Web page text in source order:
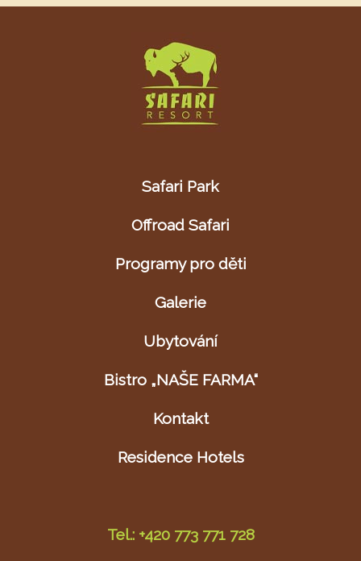
Safari Park
Offroad Safari
Programy pro děti
Galerie
Ubytování
Bistro „NAŠE FARMA“
Kontakt
Residence Hotels
Tel.: +420 773 771 728